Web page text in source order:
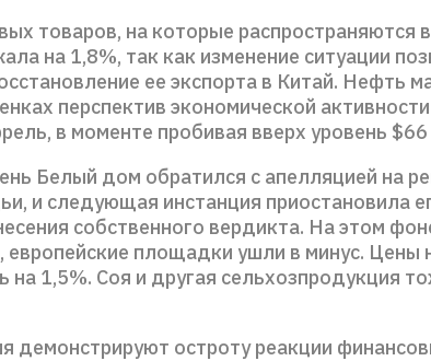
товаров, на которые распространяются
на 1,8%, так как изменение ситуации
ее экспорта в Китай. Нефть
перспектив экономической
в моменте пробивая вверх уровень
Белый дом обратился с апелляцией на
и следующая инстанция приостановила
собственного вердикта. На этом
европейские площадки ушли в минус. Цены
на 1,5%. Соя и другая сельхозпродукция
демонстрируют остроту реакции